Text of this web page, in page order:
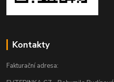
Kontakty
Fakturační adresa: